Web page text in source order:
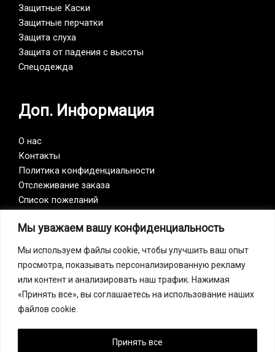
Мы уважаем вашу конфиденциальность
Мы используем файлы cookie, чтобы улучшить ваш опыт
просмотра, показывать персонализированную рекламу
или контент и анализировать наш трафик. Нажимая
«Принять все», вы соглашаетесь на использование наших
файлов cookie.
Принять все
Защитные Каски
Защитные перчатки
Защита слуха
Защита от падения с высоты
Спецодежда
Доп. Информация
О нас
Контакты
Политика конфиденциальности
Отслеживание заказа
Список пожеланий
Vision Zero
Наша компания является участником инициативы
Vision Zero. Vision Zero — это качественно новый
подход к организации профилактики, объединяющий
три направления – безопасность, гигиену труда и
благополучие работников на всех уровнях